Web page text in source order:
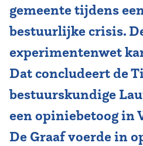
Contact
gemeente tijdens
bestuurlijke crisis.
experimentenwet
Dat concludeert de
bestuurskundige
een opiniebetoog in
De Graaf voerde in